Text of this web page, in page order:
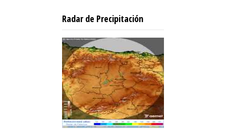
Radar de Precipitación